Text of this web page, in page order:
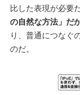
比した表現が必要
の自然な方法」だ
り、普通につなぐ
のだ。